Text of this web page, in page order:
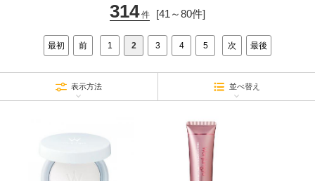
314件 [41～80件]
最初 前 1 2 3 4 5 次 最後
表示方法 並べ替え